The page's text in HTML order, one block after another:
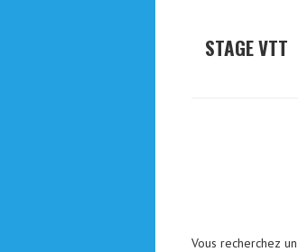
STAGE VTT
Vous recherchez un